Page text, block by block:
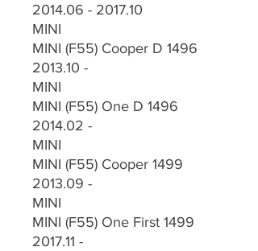
2014.06 - 2017.10
MINI
MINI (F55) Cooper D 1496
2013.10 -
MINI
MINI (F55) One D 1496
2014.02 -
MINI
MINI (F55) Cooper 1499
2013.09 -
MINI
MINI (F55) One First 1499
2017.11 -